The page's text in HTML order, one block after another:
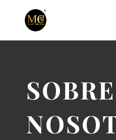
SOBRE